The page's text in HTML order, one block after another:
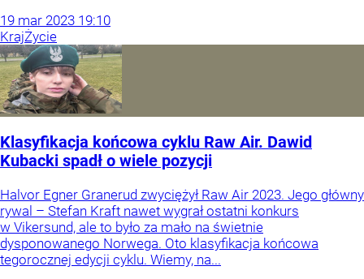
19 mar 2023 19:10
KrajŻycie
Klasyfikacja końcowa cyklu Raw Air. Dawid
Kubacki spadł o wiele pozycji
Halvor Egner Granerud zwyciężył Raw Air 2023. Jego główny
rywal – Stefan Kraft nawet wygrał ostatni konkurs
w Vikersund, ale to było za mało na świetnie
dysponowanego Norwega. Oto klasyfikacja końcowa
tegorocznej edycji cyklu. Wiemy, na...